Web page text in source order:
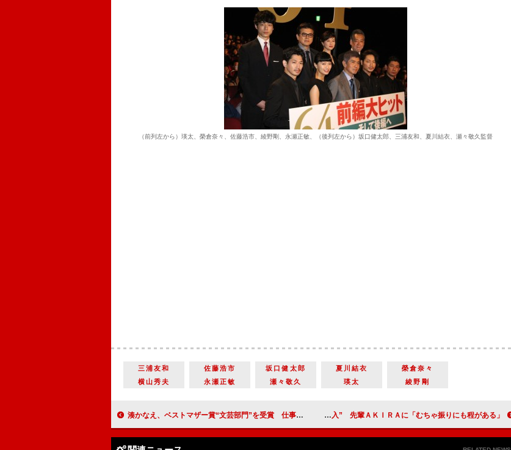
（前列左から）瑛太、榮倉奈々、佐藤浩市、綾野剛、永瀬正敏、（後列左から）坂口健太郎、三浦友和、夏川結衣、瀬々敬久監督
三浦友和 佐藤浩市 坂口健太郎 夏川結衣
榮倉奈々
横山秀夫
永瀬正敏 瀬々敬久 瑛太 綾野剛
湊かなえ、ベストマザー賞“文芸部門”を受賞 仕事でのモットーは「家族にしわ寄せがいかないよう」 岩田剛典、壇上で佐藤大樹に“闘魂注入” 先輩ＡＫＩＲＡに「むちゃ振りにも程がある」